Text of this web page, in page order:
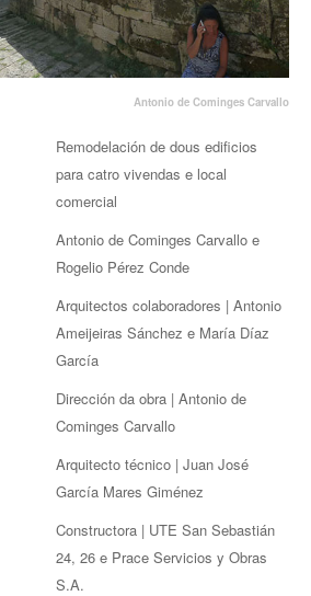
Antonio de Cominges Carvallo
Remodelación de dous edificios
para catro vivendas e local
comercial
Antonio de Cominges Carvallo e
Rogelio Pérez Conde
Arquitectos colaboradores | Antonio
Ameijeiras Sánchez e María Díaz
García
Dirección da obra | Antonio de
Cominges Carvallo
Arquitecto técnico | Juan José
García Mares Giménez
Constructora | UTE San Sebastián
24, 26 e Prace Servicios y Obras
S.A.